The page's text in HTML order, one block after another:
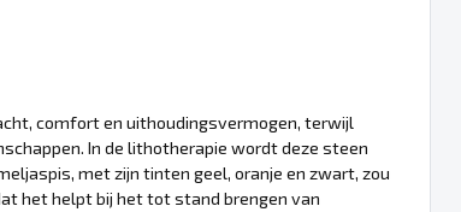
comfort en uithoudingsvermogen, terwijl
In de lithotherapie wordt deze steen
met zijn tinten geel, oranje en zwart, zou
het helpt bij het tot stand brengen van